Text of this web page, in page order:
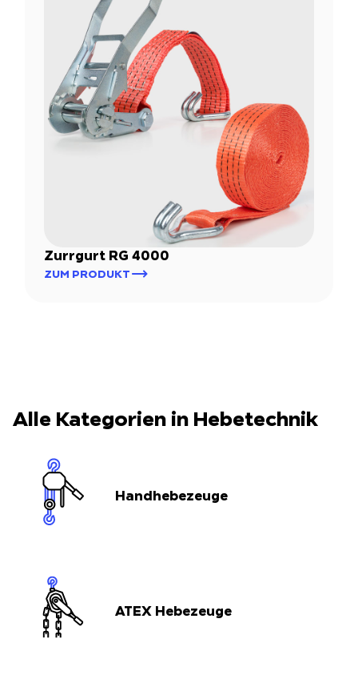
Zurrgurt RG 4000
ZUM PRODUKT
Alle Kategorien in Hebetechnik
Handhebezeuge
ATEX Hebezeuge